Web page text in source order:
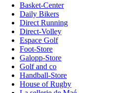
Basket-Center
Daily Bikers
Direct Running
Direct-Volley
Espace Golf
Foot-Store
Galopp-Store
Golf and co
Handball-Store
House of Rugby